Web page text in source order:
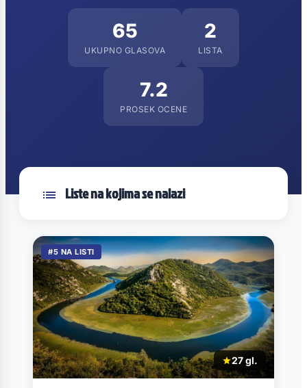
65
UKUPNO GLASOVA
2
LISTA
7.2
PROSEK OCENE
Liste na kojima se nalazi
#5 NA LISTI
27 gl.